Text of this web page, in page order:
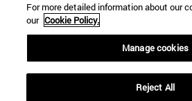
For more detailed information about our
our Cookie Policy.
Manage cookies
Reject All